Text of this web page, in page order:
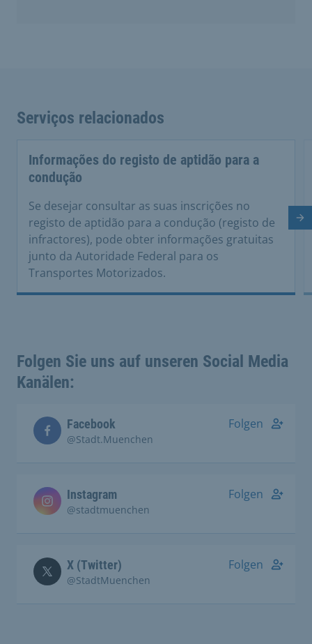
Serviços relacionados
Informações do registo de aptidão para a
condução
Se desejar consultar as suas inscrições no
registo de aptidão para a condução (registo de
infractores), pode obter informações gratuitas
junto da Autoridade Federal para os
Transportes Motorizados.
Folgen Sie uns auf unseren Social Media
Kanälen:
Facebook
@Stadt.Muenchen
Folgen
Instagram
@stadtmuenchen
Folgen
X (Twitter)
@StadtMuenchen
Folgen